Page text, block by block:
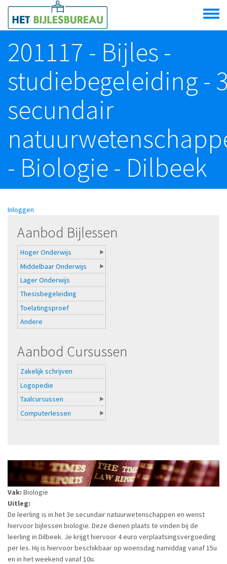
Overslaan en naar de algemene inhoud gaan
Toggle
menu
201117 - Bijles -
studiebegeleiding -
secundair
- Biologie - Dilbeek
Inloggen
Aanbod Bijlessen
Hoger Onderwijs
Middelbaar Onderwijs
Lager Onderwijs
Thesisbegeleiding
Toelatingsproef
Andere
Aanbod Cursussen
Zakelijk schrijven
Logopedie
Taalcursussen
Computerlessen
Vak: Biologie
Uitleg:
De leerling is in het 3e secundair natuurwetenschappen en wenst
hiervoor bijlessen biologie. Deze dienen plaats te vinden bij de
leerling in Dilbeek. Je krijgt hiervoor 4 euro verplaatsingsvergoeding
per les. Hij is hiervoor beschikbaar op woensdag namiddag vanaf 15u
en in het weekend vanaf 10u.